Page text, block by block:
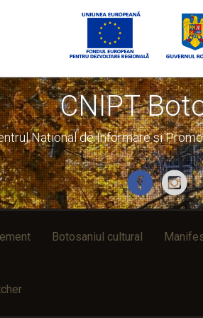
CNIPT
National de Informare si
Botosaniul cultural